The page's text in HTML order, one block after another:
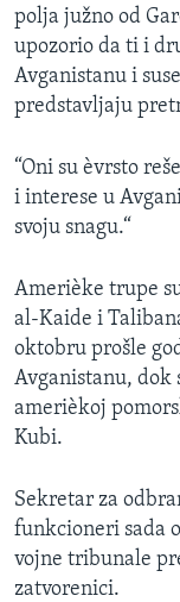
polja južno od
upozorio da ti i
Avganistanu i
predstavljaju
“Oni su èvrsto
i interese u
svoju snagu.“
Amerièke trupe
al-Kaide i
oktobru prošle
Avganistanu, dok
amerièkoj
Kubi.
Sekretar za
funkcioneri sada
vojne tribunale
zatvorenici.